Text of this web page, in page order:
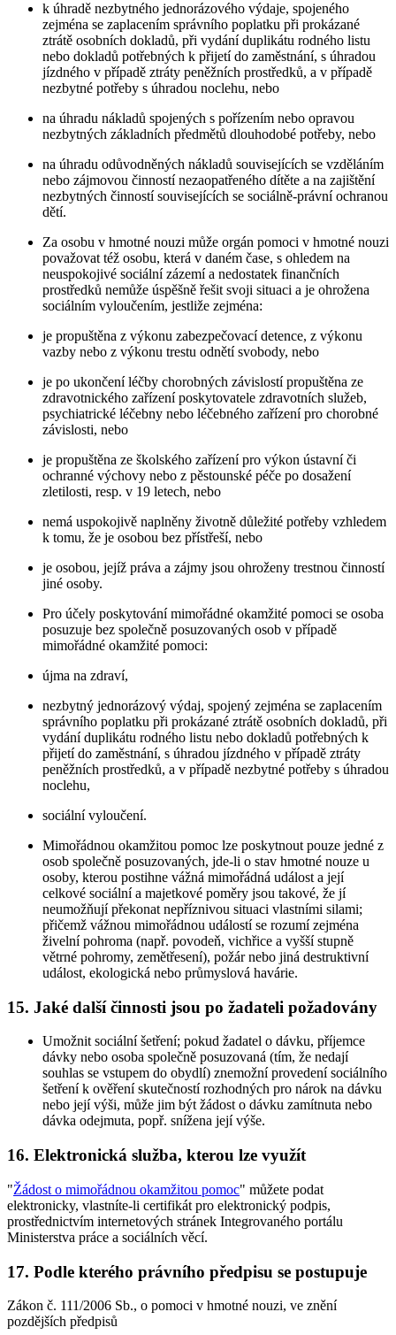
k úhradě nezbytného jednorázového výdaje, spojeného
zejména se zaplacením správního poplatku při prokázané
ztrátě osobních dokladů, při vydání duplikátu rodného listu
nebo dokladů potřebných k přijetí do zaměstnání, s úhradou
jízdného v případě ztráty peněžních prostředků, a v případě
nezbytné potřeby s úhradou noclehu, nebo
na úhradu nákladů spojených s pořízením nebo opravou
nezbytných základních předmětů dlouhodobé potřeby, nebo
na úhradu odůvodněných nákladů souvisejících se vzděláním
nebo zájmovou činností nezaopatřeného dítěte a na zajištění
nezbytných činností souvisejících se sociálně-právní ochranou
dětí.
Za osobu v hmotné nouzi může orgán pomoci v hmotné nouzi
považovat též osobu, která v daném čase, s ohledem na
neuspokojivé sociální zázemí a nedostatek finančních
prostředků nemůže úspěšně řešit svoji situaci a je ohrožena
sociálním vyloučením, jestliže zejména:
je propuštěna z výkonu zabezpečovací detence, z výkonu
vazby nebo z výkonu trestu odnětí svobody, nebo
je po ukončení léčby chorobných závislostí propuštěna ze
zdravotnického zařízení poskytovatele zdravotních služeb,
psychiatrické léčebny nebo léčebného zařízení pro chorobné
závislosti, nebo
je propuštěna ze školského zařízení pro výkon ústavní či
ochranné výchovy nebo z pěstounské péče po dosažení
zletilosti, resp. v 19 letech, nebo
nemá uspokojivě naplněny životně důležité potřeby vzhledem
k tomu, že je osobou bez přístřeší, nebo
je osobou, jejíž práva a zájmy jsou ohroženy trestnou činností
jiné osoby.
Pro účely poskytování mimořádné okamžité pomoci se osoba
posuzuje bez společně posuzovaných osob v případě
mimořádné okamžité pomoci:
újma na zdraví,
nezbytný jednorázový výdaj, spojený zejména se zaplacením
správního poplatku při prokázané ztrátě osobních dokladů, při
vydání duplikátu rodného listu nebo dokladů potřebných k
přijetí do zaměstnání, s úhradou jízdného v případě ztráty
peněžních prostředků, a v případě nezbytné potřeby s úhradou
noclehu,
sociální vyloučení.
Mimořádnou okamžitou pomoc lze poskytnout pouze jedné z
osob společně posuzovaných, jde-li o stav hmotné nouze u
osoby, kterou postihne vážná mimořádná událost a její
celkové sociální a majetkové poměry jsou takové, že jí
neumožňují překonat nepříznivou situaci vlastními silami;
přičemž vážnou mimořádnou událostí se rozumí zejména
živelní pohroma (např. povodeň, vichřice a vyšší stupně
větrné pohromy, zemětřesení), požár nebo jiná destruktivní
událost, ekologická nebo průmyslová havárie.
15. Jaké další činnosti jsou po žadateli požadovány
Umožnit sociální šetření; pokud žadatel o dávku, příjemce
dávky nebo osoba společně posuzovaná (tím, že nedají
souhlas se vstupem do obydlí) znemožní provedení sociálního
šetření k ověření skutečností rozhodných pro nárok na dávku
nebo její výši, může jim být žádost o dávku zamítnuta nebo
dávka odejmuta, popř. snížena její výše.
16. Elektronická služba, kterou lze využít
"Žádost o mimořádnou okamžitou pomoc" můžete podat
elektronicky, vlastníte-li certifikát pro elektronický podpis,
prostřednictvím internetových stránek Integrovaného portálu
Ministerstva práce a sociálních věcí.
17. Podle kterého právního předpisu se postupuje
Zákon č. 111/2006 Sb., o pomoci v hmotné nouzi, ve znění
pozdějších předpisů